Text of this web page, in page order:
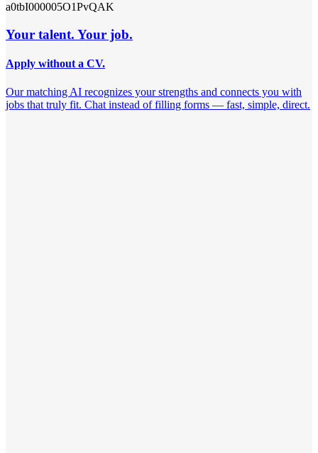
a0tbI000005O1PvQAK
Your talent. Your job.
Apply without a CV.
Our matching AI recognizes your strengths and connects you with
jobs that truly fit. Chat instead of filling forms — fast, simple, direct.